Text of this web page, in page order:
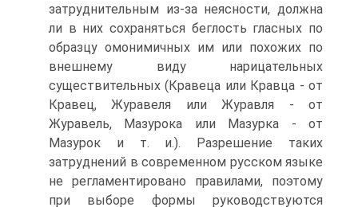
затруднительным из-за неясности, должна
ли в них сохраняться беглость гласных по
образцу омонимичных им или похожих по
внешнему виду нарицательных
существительных (Кравеца или Кравца - от
Кравец, Журавеля или Журавля - от
Журавель, Мазурока или Мазурка - от
Мазурок и т. и.). Разрешение таких
затруднений в современном русском языке
не регламентировано правилами, поэтому
при выборе формы руководствуются